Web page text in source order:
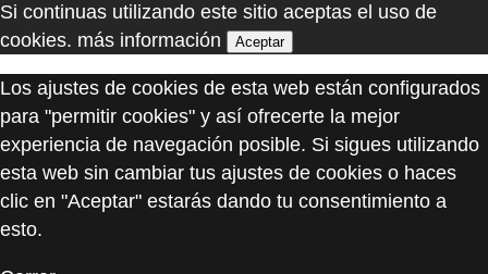
Si continuas utilizando este sitio aceptas el uso de
cookies. más información Aceptar
Los ajustes de cookies de esta web están configurados
para "permitir cookies" y así ofrecerte la mejor
experiencia de navegación posible. Si sigues utilizando
esta web sin cambiar tus ajustes de cookies o haces
clic en "Aceptar" estarás dando tu consentimiento a
esto.